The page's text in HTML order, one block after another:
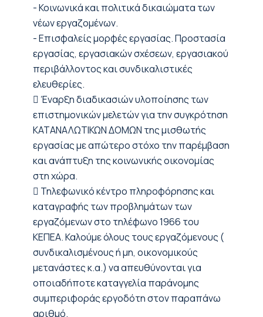
- Κοινωνικά και πολιτικά δικαιώματα των
νέων εργαζομένων.
- Επισφαλείς μορφές εργασίας. Προστασία
εργασίας, εργασιακών σχέσεων, εργασιακού
περιβάλλοντος και συνδικαλιστικές
ελευθερίες.
 Έναρξη διαδικασιών υλοποίησης των
επιστημονικών μελετών για την συγκρότηση
ΚΑΤΑΝΑΛΩΤΙΚΩΝ ΔΟΜΩΝ της μισθωτής
εργασίας με απώτερο στόχο την παρέμβαση
και ανάπτυξη της κοινωνικής οικονομίας
στη χώρα.
 Τηλεφωνικό κέντρο πληροφόρησης και
καταγραφής των προβλημάτων των
εργαζόμενων στο τηλέφωνο 1966 του
ΚΕΠΕΑ. Καλούμε όλους τους εργαζόμενους (
συνδικαλισμένους ή μη, οικονομικούς
μετανάστες κ.α.) να απευθύνονται για
οποιαδήποτε καταγγελία παράνομης
συμπεριφοράς εργοδότη στον παραπάνω
αριθμό.